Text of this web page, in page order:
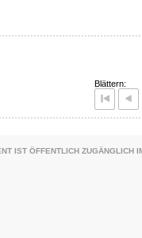
Blättern:
IST ÖFFENTLICH ZUGÄNGLICH